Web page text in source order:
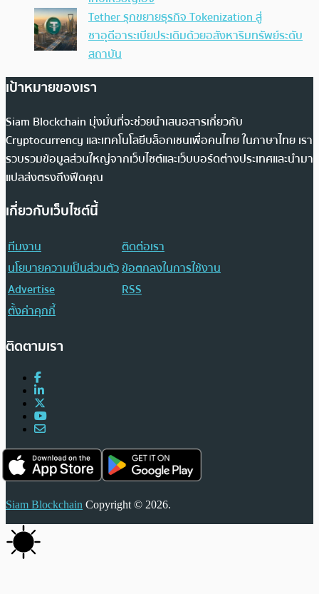
Tether รุกขยายธุรกิจ Tokenization สู่
ซาอุดีอาระเบียประเดิมด้วยอสังหาริมทรัพย์ระดับ
สถาบัน
เป้าหมายของเรา
Siam Blockchain มุ่งมั่นที่จะช่วยนำเสนอสารเกี่ยวกับ
Cryptocurrency และเทคโนโลยีบล็อกเชนเพื่อคนไทย ในภาษาไทย เรา
รวบรวมข้อมูลส่วนใหญ่จากเว็บไซต์และเว็บบอร์ดต่างประเทศและนำมา
แปลส่งตรงถึงฟีดคุณ
เกี่ยวกับเว็บไซต์นี้
ทีมงาน
ติดต่อเรา
นโยบายความเป็นส่วนตัวข้อตกลงในการใช้งาน
Advertise
RSS
ตั้งค่าคุกกี้
ติดตามเรา
Siam Blockchain Copyright © 2026.